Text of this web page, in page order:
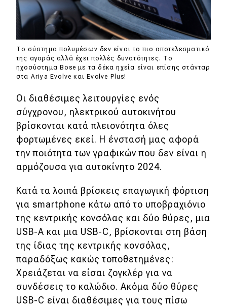
Το σύστημα πολυμέσων δεν είναι το πιο αποτελεσματικό
της αγοράς αλλά έχει πολλές δυνατότητες. Το
ηχοσύστημα Bose με τα δέκα ηχεία είναι επίσης στάνταρ
στα Ariya Evolve και Evolve Plus!
Oι διαθέσιμες λειτουργίες ενός
σύγχρονου, ηλεκτρικού αυτοκινήτου
βρίσκονται κατά πλειονότητα όλες
φορτωμένες εκεί. Η ένστασή μας αφορά
την ποιότητα των γραφικών που δεν είναι η
αρμόζουσα για αυτοκίνητο 2024.
Κατά τα λοιπά βρίσκεις επαγωγική φόρτιση
για smartphone κάτω από το υποβραχιόνιο
της κεντρικής κονσόλας και δύο θύρες, μια
USB-Α και μια USB-C, βρίσκονται στη βάση
της ίδιας της κεντρικής κονσόλας,
παραδόξως κακώς τοποθετημένες:
Χρειάζεται να είσαι ζογκλέρ για να
συνδέσεις το καλώδιο. Ακόμα δύο θύρες
USB-C είναι διαθέσιμες για τους πίσω